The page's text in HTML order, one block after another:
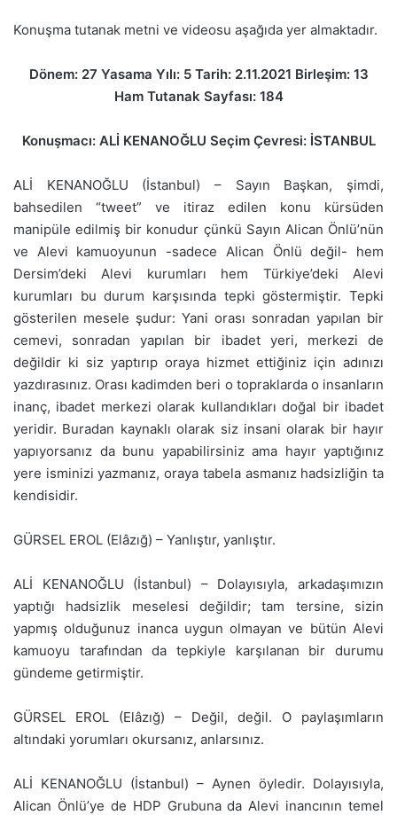
Konuşma tutanak metni ve videosu aşağıda yer almaktadır.
Dönem: 27 Yasama Yılı: 5 Tarih: 2.11.2021 Birleşim: 13
Ham Tutanak Sayfası: 184
Konuşmacı: ALİ KENANOĞLU Seçim Çevresi: İSTANBUL
ALİ KENANOĞLU (İstanbul) – Sayın Başkan, şimdi,
bahsedilen “tweet” ve itiraz edilen konu kürsüden
manipüle edilmiş bir konudur çünkü Sayın Alican Önlü’nün
ve Alevi kamuoyunun -sadece Alican Önlü değil- hem
Dersim’deki Alevi kurumları hem Türkiye’deki Alevi
kurumları bu durum karşısında tepki göstermiştir. Tepki
gösterilen mesele şudur: Yani orası sonradan yapılan bir
cemevi, sonradan yapılan bir ibadet yeri, merkezi de
değildir ki siz yaptırıp oraya hizmet ettiğiniz için adınızı
yazdırasınız. Orası kadimden beri o topraklarda o insanların
inanç, ibadet merkezi olarak kullandıkları doğal bir ibadet
yeridir. Buradan kaynaklı olarak siz insani olarak bir hayır
yapıyorsanız da bunu yapabilirsiniz ama hayır yaptığınız
yere isminizi yazmanız, oraya tabela asmanız hadsizliğin ta
kendisidir.
GÜRSEL EROL (Elâzığ) – Yanlıştır, yanlıştır.
ALİ KENANOĞLU (İstanbul) – Dolayısıyla, arkadaşımızın
yaptığı hadsizlik meselesi değildir; tam tersine, sizin
yapmış olduğunuz inanca uygun olmayan ve bütün Alevi
kamuoyu tarafından da tepkiyle karşılanan bir durumu
gündeme getirmiştir.
GÜRSEL EROL (Elâzığ) – Değil, değil. O paylaşımların
altındaki yorumları okursanız, anlarsınız.
ALİ KENANOĞLU (İstanbul) – Aynen öyledir. Dolayısıyla,
Alican Önlü’ye de HDP Grubuna da Alevi inancının temel